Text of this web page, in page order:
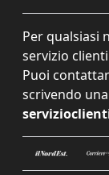
Per qualsiasi
servizio
Puoi
scrivendo